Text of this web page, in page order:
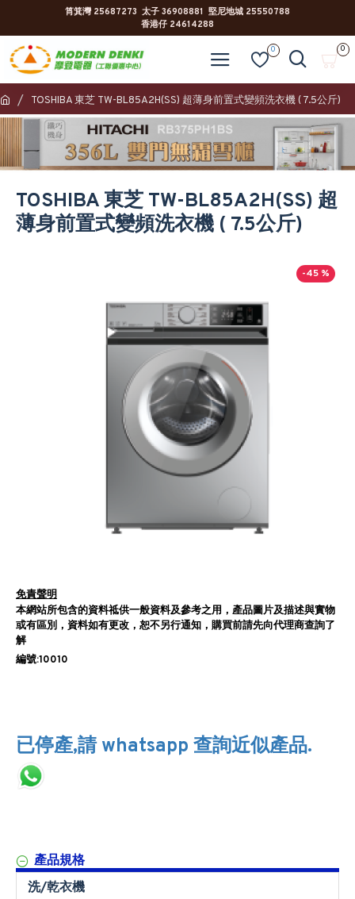
筲箕灣 25687273 太子 36908881 堅尼地城 25550788
香港仔 24614288
0 0
TOSHIBA 東芝 TW-BL85A2H(SS) 超薄身前置式變頻洗衣機 ( 7.5公斤)
TOSHIBA 東芝 TW-BL85A2H(SS) 超
薄身前置式變頻洗衣機 ( 7.5公斤)
-45 %
免責聲明
本網站所包含的資料祗供一般資料及參考之用，產品圖片及描述與實物
或有區別，資料如有更改，恕不另行通知，購買前請先向代理商查詢了
解
編號:10010
已停產,請 whatsapp 查詢近似產品.
產品規格
洗/乾衣機